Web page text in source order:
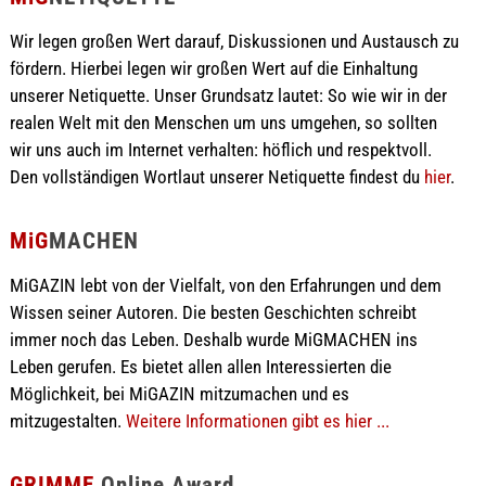
Wir legen großen Wert darauf, Diskussionen und Austausch zu
fördern. Hierbei legen wir großen Wert auf die Einhaltung
unserer Netiquette. Unser Grundsatz lautet: So wie wir in der
realen Welt mit den Menschen um uns umgehen, so sollten
wir uns auch im Internet verhalten: höflich und respektvoll.
Den vollständigen Wortlaut unserer Netiquette findest du hier.
MiGMACHEN
MiGAZIN lebt von der Vielfalt, von den Erfahrungen und dem
Wissen seiner Autoren. Die besten Geschichten schreibt
immer noch das Leben. Deshalb wurde MiGMACHEN ins
Leben gerufen. Es bietet allen allen Interessierten die
Möglichkeit, bei MiGAZIN mitzumachen und es
mitzugestalten. Weitere Informationen gibt es hier ...